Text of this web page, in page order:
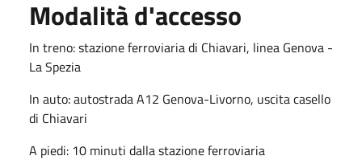
Modalità d'accesso
In treno: stazione ferroviaria di Chiavari, linea Genova -
La Spezia
In auto: autostrada A12 Genova-Livorno, uscita casello
di Chiavari
A piedi: 10 minuti dalla stazione ferroviaria